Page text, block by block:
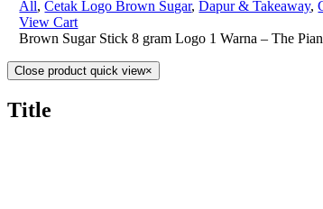
All,Cetak Logo Brown Sugar,Dapur & Takeaway,
View Cart
Brown Sugar Stick 8 gram Logo 1 Warna – The
Close product quick view×
Title